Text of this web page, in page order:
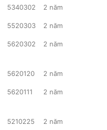
5340302 2 năm
5520303 2 năm
5620302 2 năm
5620120 2 năm
5620111 2 năm
5210225 2 năm